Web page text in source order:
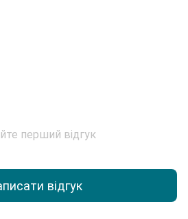
перший відгук
відгук